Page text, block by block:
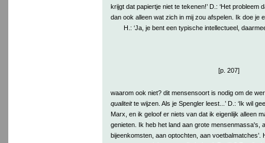
krijgt dat papiertje niet te tekenen!’ D.: ‘Het probleem
dan ook alleen wat zich in mij zou afspelen. Ik doe je
H.: ‘Ja, je bent een typische intellectueel,
[p. 207]
waarom ook niet? dit mensensoort is nodig om de
qualiteitte wijzen. Als je Spengler leest...’ D.: ‘Ik wil
Marx, en ik geloof er niets van dat ik eigenlijk alleen
genieten. Ik heb het land aan grote mensenmassa's,
bijeenkomsten, aan optochten, aan voetbalmatches’.